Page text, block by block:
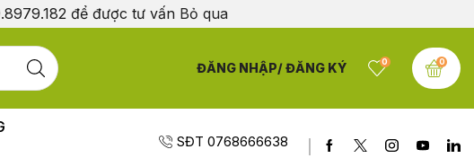
để được tư vấn Bỏ qua
ĐĂNG NHẬP/ ĐĂNG KÝ 0 0
SĐT 0768666638